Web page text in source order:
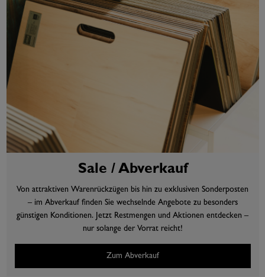
Sale / Abverkauf
Von attraktiven Warenrückzügen bis hin zu exklusiven Sonderposten
– im Abverkauf finden Sie wechselnde Angebote zu besonders
günstigen Konditionen. Jetzt Restmengen und Aktionen entdecken –
nur solange der Vorrat reicht!
Zum Abverkauf